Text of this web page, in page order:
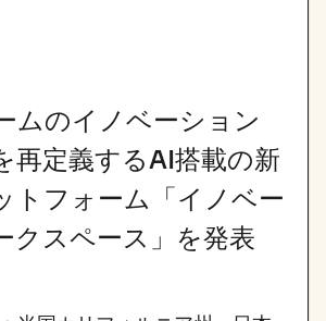
ムのイノベーション
再定義するAI搭載の新
トフォーム「イノベー
クスペース」を発表